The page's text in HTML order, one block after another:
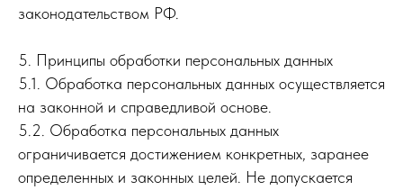
законодательством РФ.
5. Принципы обработки персональных данных
5.1. Обработка персональных данных осуществляется
на законной и справедливой основе.
5.2. Обработка персональных данных
ограничивается достижением конкретных, заранее
определенных и законных целей. Не допускается